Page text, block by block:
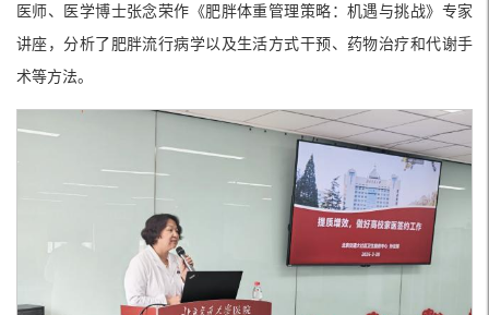
医师、医学博士张念荣作《肥胖体重管理策略：机遇与挑战》专家
讲座，分析了肥胖流行病学以及生活方式干预、药物治疗和代谢手
术等方法。